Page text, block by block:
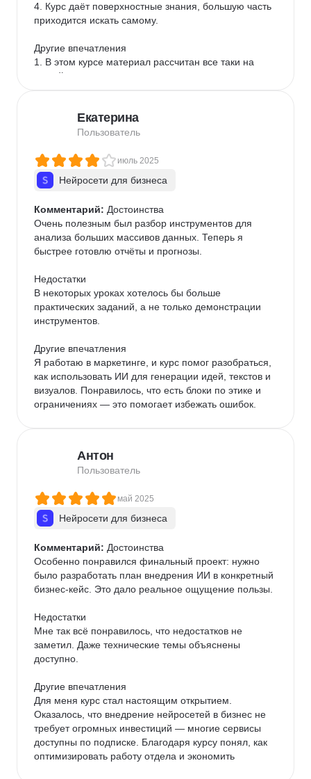
4. Курс даёт поверхностные знания, большую часть
приходится искать самому.
Другие впечатления
1. В этом курсе материал рассчитан все таки на
людей , которые уже что-то смыслят в
покупку различного рода подписок, чтобы
выполнить домашние задания. Перед началом,
стоимость, я считаю, что можно было и
предоставить тестовые оплаченные аккаунты. 3.
Перед выполнением одно из домашних заданий
возможностями компьютера. Опять же, перед
началом курса и перед покупкой не было и слова о
рекомендуемых системных требованиях для
компьютера. 4. В целом курс за такую стоимость
навыков, а даёт базовые, поверхностные знания,
все остальное приходилось изучать самому.
Екатерина
Пользователь
июль 2025
Нейросети для бизнеса
Комментарий: Достоинства
Очень полезным был разбор инструментов для
анализа больших массивов данных. Теперь я
быстрее готовлю отчёты и прогнозы.
Недостатки
В некоторых уроках хотелось бы больше
практических заданий, а не только демонстрации
инструментов.
Другие впечатления
Я работаю в маркетинге, и курс помог разобраться,
как использовать ИИ для генерации идей, текстов и
визуалов. Понравилось, что есть блоки по этике и
ограничениях — это помогает избежать ошибок.
Антон
Пользователь
май 2025
Нейросети для бизнеса
Комментарий: Достоинства
Особенно понравился финальный проект: нужно
было разработать план внедрения ИИ в конкретный
бизнес-кейс. Это дало реальное ощущение пользы.
Недостатки
Мне так всё понравилось, что недостатков не
заметил. Даже технические темы объяснены
доступно.
Другие впечатления
Для меня курс стал настоящим открытием.
Оказалось, что внедрение нейросетей в бизнес не
требует огромных инвестиций — многие сервисы
доступны по подписке. Благодаря курсу понял, как
оптимизировать работу отдела и экономить